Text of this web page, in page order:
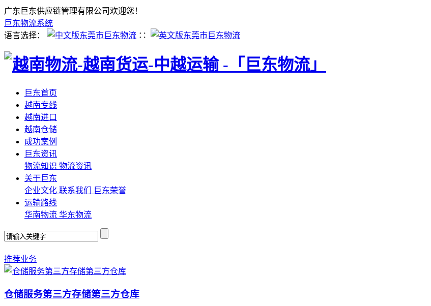
广东巨东供应链管理有限公司欢迎您！
巨东物流系统
语言选择：
∷
巨东首页
越南专线
越南进口
越南仓储
成功案例
巨东资讯
物流知识 物流资讯
关于巨东
企业文化 联系我们
巨东荣誉
运输路线
华南物流 华东物流
推荐业务
仓储服务第三方存储第三方仓库